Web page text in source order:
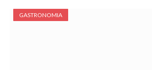
GASTRONOMIA